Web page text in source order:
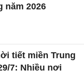
năm 2026
tiết miền Trung
7: Nhiều nơi